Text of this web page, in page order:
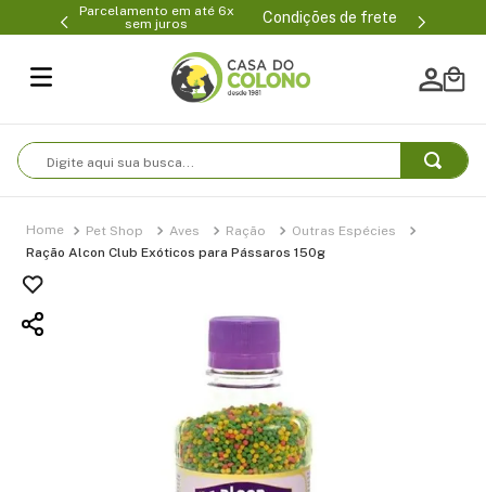
Parcelamento em até 6x
sem juros
Condições de frete
Digite aqui sua busca...
Pet Shop Aves Ração
Outras Espécies
Ração Alcon Club Exóticos para Pássaros 150g